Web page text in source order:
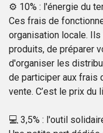
⚙️ 10% : l'énergie du
Ces frais de
organisation locale.
produits, de préparer
d'organiser les
de participer aux frais
vente. C’est le prix du
💻 3,5% : l'outil